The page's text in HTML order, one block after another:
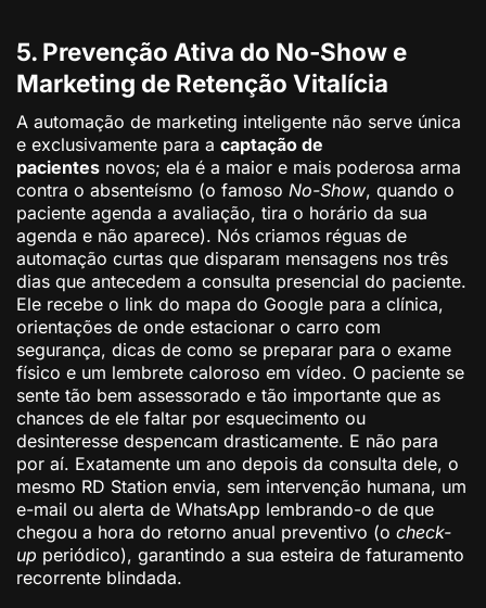
5. Prevenção Ativa do No-Show e
Marketing de Retenção Vitalícia
A automação de marketing inteligente não serve única
e exclusivamente para a captação de
pacientes novos; ela é a maior e mais poderosa arma
contra o absenteísmo (o famoso No-Show, quando o
paciente agenda a avaliação, tira o horário da sua
agenda e não aparece). Nós criamos réguas de
automação curtas que disparam mensagens nos três
dias que antecedem a consulta presencial do paciente.
Ele recebe o link do mapa do Google para a clínica,
orientações de onde estacionar o carro com
segurança, dicas de como se preparar para o exame
físico e um lembrete caloroso em vídeo. O paciente se
sente tão bem assessorado e tão importante que as
chances de ele faltar por esquecimento ou
desinteresse despencam drasticamente. E não para
por aí. Exatamente um ano depois da consulta dele, o
mesmo RD Station envia, sem intervenção humana, um
e-mail ou alerta de WhatsApp lembrando-o de que
chegou a hora do retorno anual preventivo (o check-
up periódico), garantindo a sua esteira de faturamento
recorrente blindada.